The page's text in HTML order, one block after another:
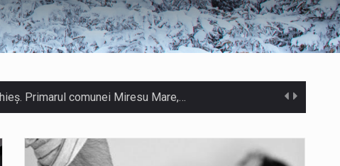
Primarul comunei Miresu Mare,…